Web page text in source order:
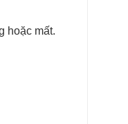
hoặc mất.